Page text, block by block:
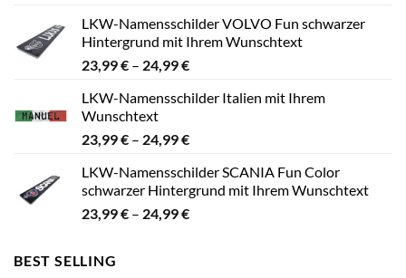
bis
24,99 €
LKW-Namensschilder VOLVO Fun schwarzer
Hintergrund mit Ihrem Wunschtext
23,99€ – 24,99€Preisspanne:
bis
LKW-Namensschilder Italien mit Ihrem
Wunschtext
23,99€ – 24,99€Preisspanne:
bis
24,99 €
LKW-Namensschilder SCANIA Fun Color
schwarzer Hintergrund mit Ihrem Wunschtext
23,99€ – 24,99€Preisspanne:
BEST SELLING